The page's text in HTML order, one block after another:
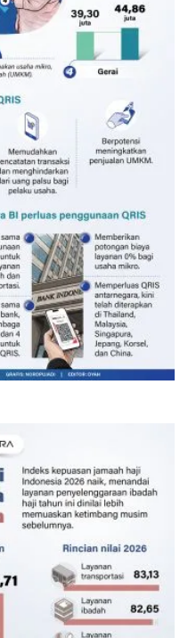
I-2026
triliun